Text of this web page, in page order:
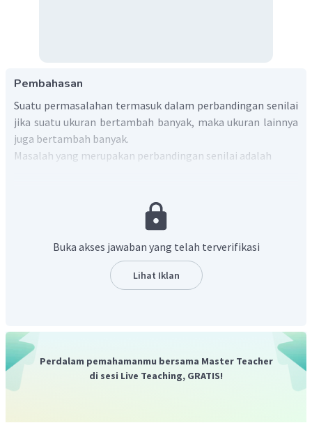
Pembahasan
Suatu permasalahan termasuk dalam perbandingan senilai
jika suatu ukuran bertambah banyak, maka ukuran lainnya
juga bertambah banyak.
Masalah yang merupakan perbandingan senilai adalah
Masalah jarak dan jumlah bahan bakar yang
Oleh karena itu, jawaban yang benar adalah B.
Buka akses jawaban yang telah terverifikasi
Lihat Iklan
Perdalam pemahamanmu bersama Master Teacher
di sesi Live Teaching, GRATIS!